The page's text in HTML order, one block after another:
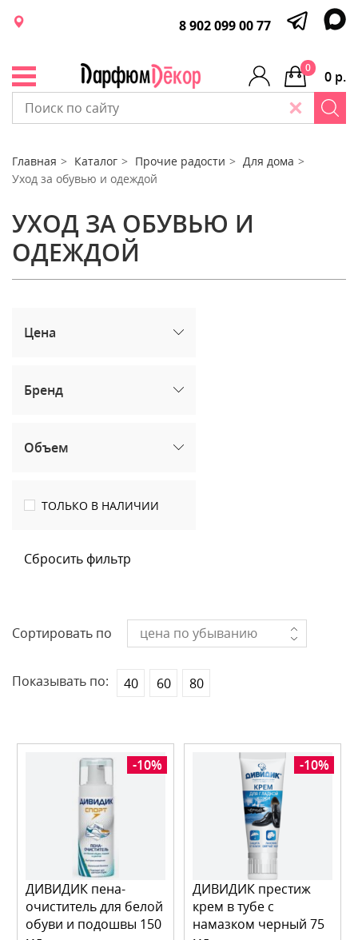
8 902 099 00 77
0 р.
0
Главная Каталог Прочие радости
Для дома
Уход за обувью и одеждой
УХОД ЗА ОБУВЬЮ И
ОДЕЖДОЙ
Цена
Бренд
Объем
ТОЛЬКО В НАЛИЧИИ
Сбросить фильтр
Сортировать по цена по убыванию
Показывать по: 40 60 80
-10%
ДИВИДИК пена-
очиститель для белой
обуви и подошвы 150
-10%
ДИВИДИК престиж
крем в тубе с
намазком черный 75